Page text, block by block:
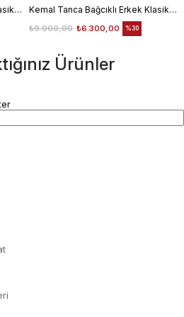
Kemal Tanca Bağcıklı Erkek Klasik Ayakkabı 700 Kemal Tanca Bağcıklı Erkek Klasik Ayakkabı 700
₺6.300,00
₺9.000,00 %30
Ürünler